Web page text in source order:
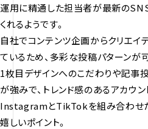
運用に精通した担当者が最新の
くれるようです。
自社でコンテンツ企画からクリエイ
ているため、多彩な投稿パターンが
1枚目デザインへのこだわりや記事
が強みで、トレンド感のあるアカウ
InstagramとTikTokを組み合わせ
嬉しいポイント。